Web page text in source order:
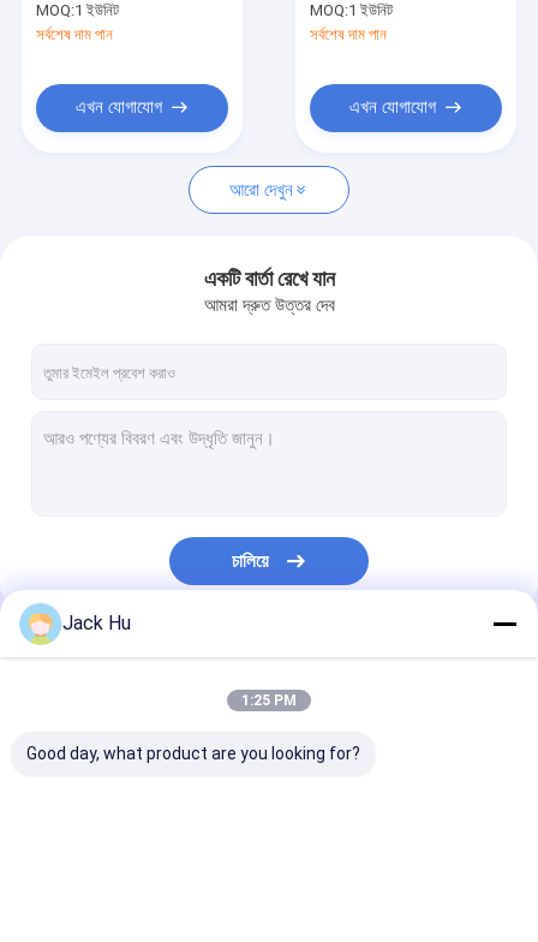
উদ্ধৃতির জন্য আবেদন
বিমানবন্দর Apron বাস
বিমানবন্দর অ্যাম্বুলিফ্ট
ল্যাভেটরি সার্ভিস ট্রাক
বিমানবন্দর যাত্রী বাস
MOQ:1 ইউনিট
সর্বশেষ দাম পান
এখন যোগাযোগ
240W সঙ্গে
MOQ:1 ইউনিট
সর্বশেষ দাম পান
এখন যোগাযোগ
আরো দেখুন
একটি বার্তা রেখে যান
আমরা দ্রুত উত্তর দেব
চালিয়ে
আমাদের বিভাগসমূহ
Jack Hu
1:25 PM
Good day, what product are you looking for?